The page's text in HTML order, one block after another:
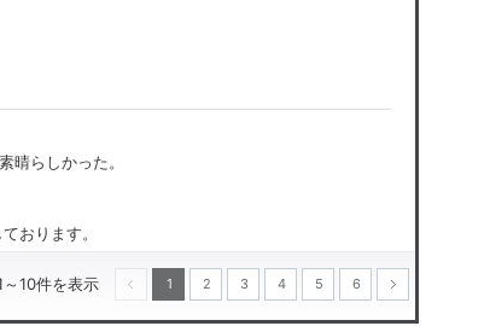
晴らしかった。
おります。
10件を表示 1 2 3 4 5 6